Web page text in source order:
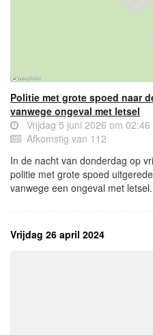
Politie met grote spoed naar
vanwege ongeval met letsel
Vrijdag 5 juni 2026 om 02:46
Afkomstig van 112
In de nacht van donderdag op
politie met grote spoed
vanwege een ongeval met letsel.
Vrijdag 26 april 2024